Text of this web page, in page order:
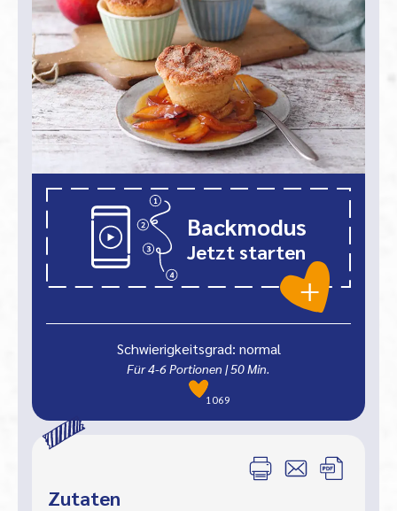
Backmodus
Jetzt starten
Schwierigkeitsgrad: normal
Für 4-6 Portionen |50 Min.
1069
Zutaten